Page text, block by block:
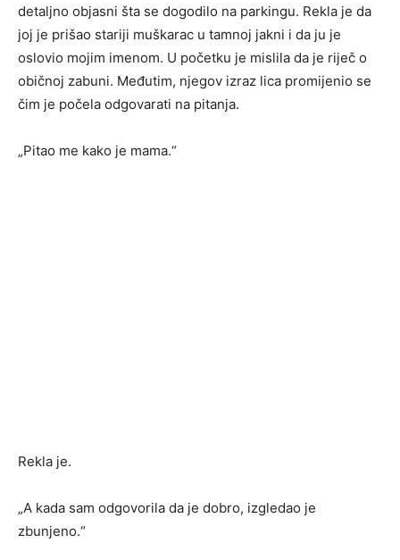
detaljno objasni šta se dogodilo na parkingu. Rekla je da
joj je prišao stariji muškarac u tamnoj jakni i da ju je
oslovio mojim imenom. U početku je mislila da je riječ o
običnoj zabuni. Međutim, njegov izraz lica promijenio se
čim je počela odgovarati na pitanja.
„Pitao me kako je mama.“
Rekla je.
„A kada sam odgovorila da je dobro, izgledao je
zbunjeno.“